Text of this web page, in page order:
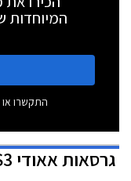
המיוחדות
התקשרו או
גרסאותאאודי S3 סדאן